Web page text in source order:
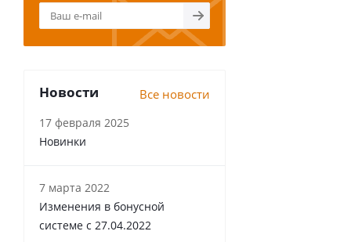
Новости Все новости
17 февраля 2025
Новинки
7 марта 2022
Изменения в бонусной
системе с 27.04.2022